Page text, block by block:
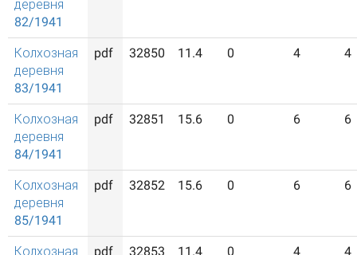
деревня
82/1941
Колхозная
деревня
83/1941
pdf 32850 11.4 0 4 4
Колхозная
деревня
84/1941
pdf 32851 15.6 0 6 6
Колхозная
деревня
85/1941
pdf 32852 15.6 0 6 6
Колхозная pdf 32853 11.4 0 4 4